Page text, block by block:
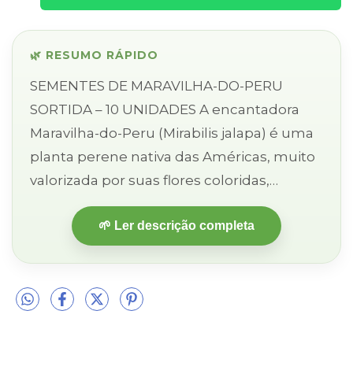
🌿 RESUMO RÁPIDO
SEMENTES DE MARAVILHA-DO-PERU
SORTIDA – 10 UNIDADES A encantadora
Maravilha-do-Peru (Mirabilis jalapa) é uma
planta perene nativa das Américas, muito
valorizada por suas flores coloridas,
perfumadas e de fácil cultivo. Seu nome
faz jus ao espetáculo que propo...
🌱 Ler descrição completa